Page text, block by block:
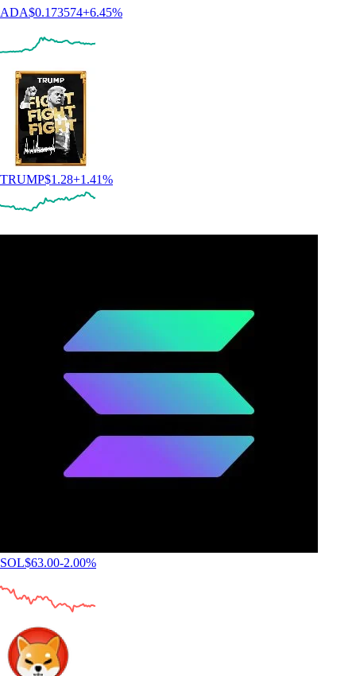
ADA$0.173574+6.45%
TRUMP$1.28+1.41%
SOL$63.00-2.00%